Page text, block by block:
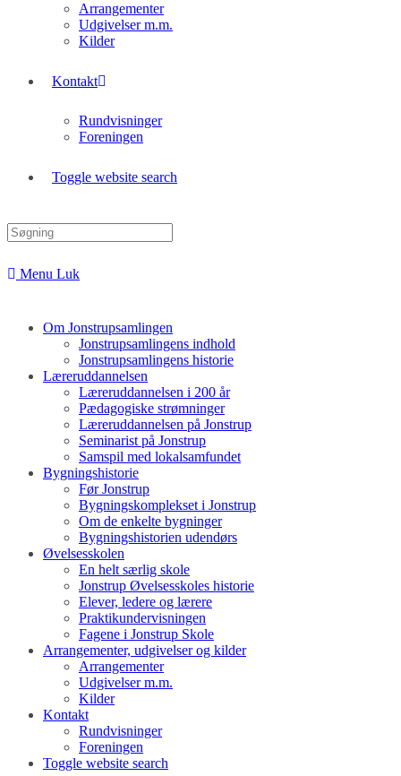
Arrangementer
Udgivelser m.m.
Kilder
Kontakt
Rundvisninger
Foreningen
Toggle website search
Menu Luk
Om Jonstrupsamlingen
Jonstrupsamlingens indhold
Jonstrupsamlingens historie
Læreruddannelsen
Læreruddannelsen i 200 år
Pædagogiske strømninger
Læreruddannelsen på Jonstrup
Seminarist på Jonstrup
Samspil med lokalsamfundet
Bygningshistorie
Før Jonstrup
Bygningskomplekset i Jonstrup
Om de enkelte bygninger
Bygningshistorien udendørs
Øvelsesskolen
En helt særlig skole
Jonstrup Øvelsesskoles historie
Elever, ledere og lærere
Praktikundervisningen
Fagene i Jonstrup Skole
Arrangementer, udgivelser og kilder
Arrangementer
Udgivelser m.m.
Kilder
Kontakt
Rundvisninger
Foreningen
Toggle website search